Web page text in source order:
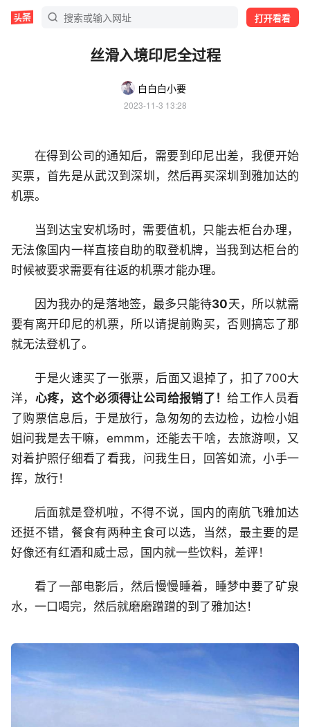
打开看看
丝滑入境印尼全过程
白白白小要
2023-11-3 13:28
在得到公司的通知后，需要到印尼出差，我便开始
买票，首先是从武汉到深圳，然后再买深圳到雅加达的
机票。
当到达宝安机场时，需要值机，只能去柜台办理，
无法像国内一样直接自助的取登机牌，当我到达柜台的
时候被要求需要有往返的机票才能办理。
因为我办的是落地签，最多只能待30天，所以就需
要有离开印尼的机票，所以请提前购买，否则搞忘了那
就无法登机了。
于是火速买了一张票，后面又退掉了，扣了700大
洋， 心疼，这个必须得让公司给报销了！给工作人员看
了购票信息后，于是放行，急匆匆的去边检，边检小姐
姐问我是去干嘛，emmm，还能去干啥，去旅游呗，又
对着护照仔细看了看我，问我生日，回答如流，小手一
挥，放行！
后面就是登机啦，不得不说，国内的南航飞雅加达
还挺不错，餐食有两种主食可以选，当然，最主要的是
好像还有红酒和威士忌，国内就一些饮料，差评！
看了一部电影后，然后慢慢睡着，睡梦中要了矿泉
水，一口喝完，然后就磨磨蹭蹭的到了雅加达！